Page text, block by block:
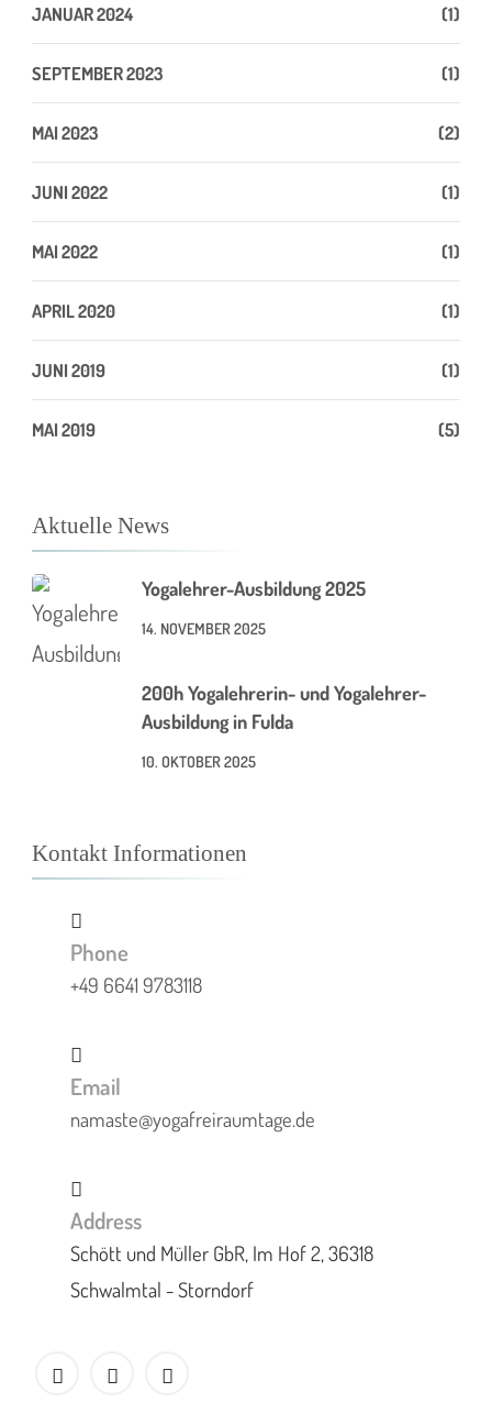
JANUAR 2024 (1)
SEPTEMBER 2023 (1)
MAI 2023 (2)
JUNI 2022 (1)
MAI 2022 (1)
APRIL 2020 (1)
JUNI 2019 (1)
MAI 2019 (5)
Aktuelle News
Yogalehrer-Ausbildung 2025
14. NOVEMBER 2025
200h Yogalehrerin- und Yogalehrer-
Ausbildung in Fulda
10. OKTOBER 2025
Kontakt Informationen
Phone
+49 6641 9783118
Email
namaste@yogafreiraumtage.de
Address
Schött und Müller GbR, Im Hof 2, 36318
Schwalmtal - Storndorf